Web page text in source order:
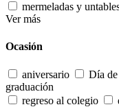
mermeladas y
Ver más
Ocasión
aniversario Día
graduación
regreso al colegio